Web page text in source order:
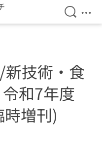
検索を
メ
技術・食
和7年度
増刊)